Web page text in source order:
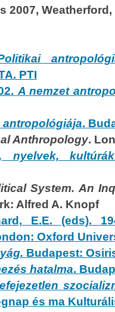
2007, Weatherford,
PTI
A nemzet
antropológiája.
Anthropology.
nyelvek,
System. An
Alfred A. Knopf
E.E. (eds).
Oxford
Budapest:
hatalma.
és ma